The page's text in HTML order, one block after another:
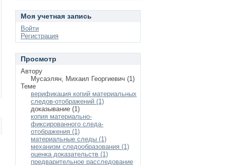
Моя учетная запись
Войти
Регистрация
Просмотр
Автору
Мусаэлян, Михаил Георгиевич (1)
Теме
верификация копий материальных
следов-отображений (1)
доказывание (1)
копия материально-
фиксированного следа-
отображения (1)
материальные следы (1)
механизм следообразования (1)
оценка доказательств (1)
предварительное расследование